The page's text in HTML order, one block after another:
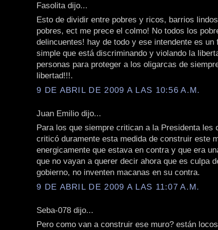
Fasolita dijo...
Esto de dividir entre pobres y ricos, barrios
pobres, ect me prece el colmo! No todos los
delincuentes! hay de todo y ese intendente es un
simple que está discriminando y violando la
personas para proteger a los oligarcas de
libertad!!!.
9 DE ABRIL DE 2009 A LAS 10:56 A.M.
Juan Emilio dijo...
Para los que siempre critican a la Presidenta les
criticó duramente esta medida de construir este
energicamente que estava en contra y que era
que no vayan a querer decir ahora que es culpa
gobierno, no inventen macanas en su contra.
9 DE ABRIL DE 2009 A LAS 11:07 A.M.
Seba-078 dijo...
Pero como van a construir ese muro? están